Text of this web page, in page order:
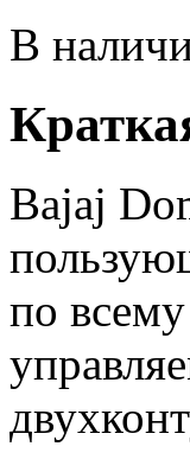
В
Bajaj
по